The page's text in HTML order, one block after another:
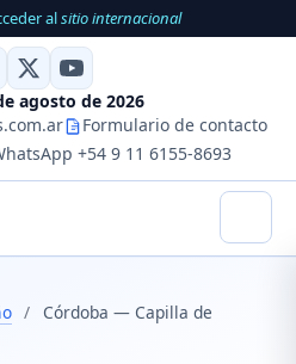
alsitio internacional
agosto de 2026
Formulario de contacto
+54 9 11 6155-8693
/
Córdoba — Capilla de